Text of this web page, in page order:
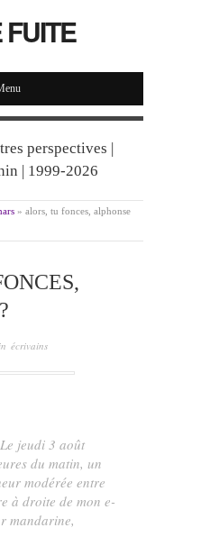
perspectives |
| 1999-2026
» alors, tu fonces, alphonse
écrivains
jeudi 3 août
du matin, un
modérée entre
à droite de mon e-
mandarine,